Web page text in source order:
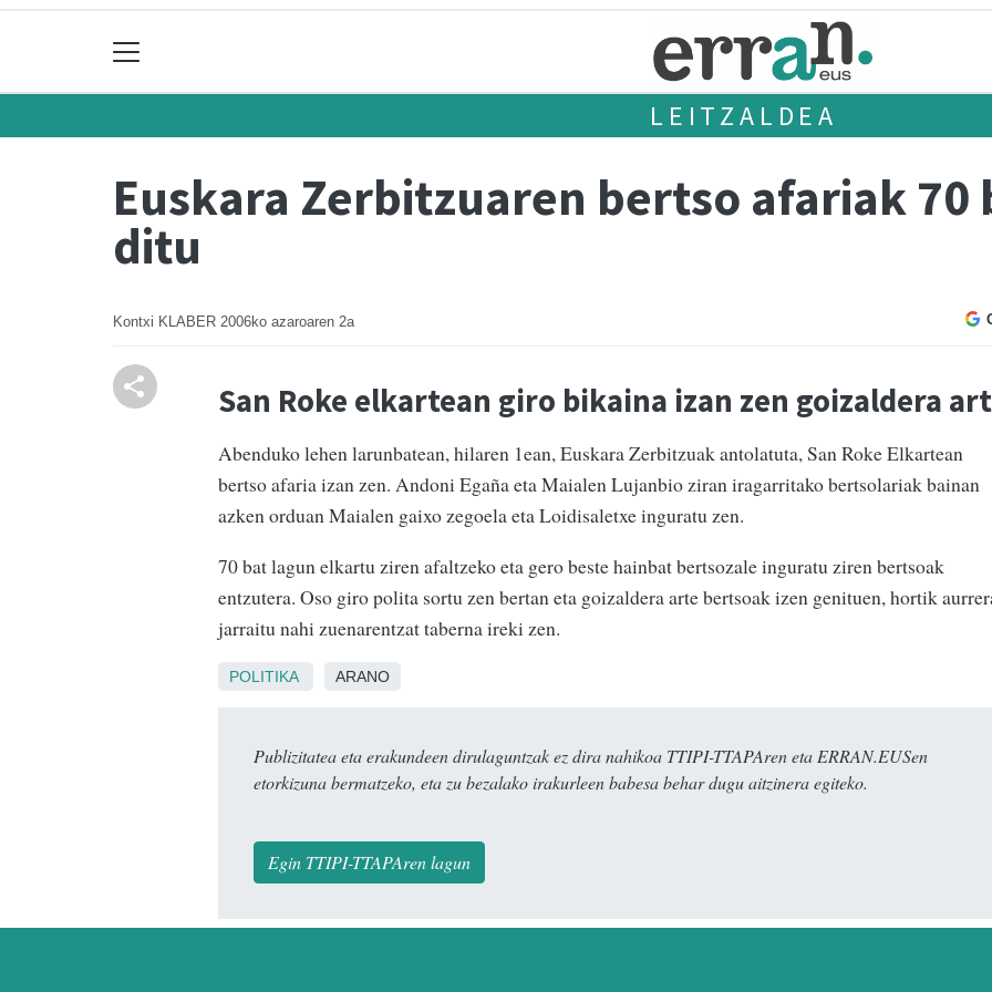
LEITZALDEA
Euskara Zerbitzuaren bertso afariak
ditu
Kontxi KLABER 2006ko azaroaren 2a
San Roke elkartean giro bikaina izan zen goizaldera
Abenduko lehen larunbatean, hilaren 1ean, Euskara Zerbitzuak antolatuta, San Roke Elkartean
bertso afaria izan zen. Andoni Egaña eta Maialen Lujanbio ziran iragarritako bertsolariak bainan
azken orduan Maialen gaixo zegoela eta Loidisaletxe inguratu zen.
70 bat lagun elkartu ziren afaltzeko eta gero beste hainbat bertsozale inguratu ziren bertsoak
entzutera. Oso giro polita sortu zen bertan eta goizaldera arte bertsoak izen genituen, hortik
jarraitu nahi zuenarentzat taberna ireki zen.
POLITIKA ARANO
Publizitatea eta erakundeen dirulaguntzak ez dira nahikoa TTIPI-TTAPAren eta ERRAN.EUSen
etorkizuna bermatzeko, eta zu bezalako irakurleen babesa behar dugu aitzinera egiteko.
Egin TTIPI-TTAPAren lagun